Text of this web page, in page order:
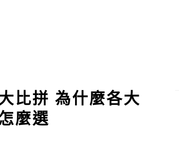
比拼 為什麼各大
麼選